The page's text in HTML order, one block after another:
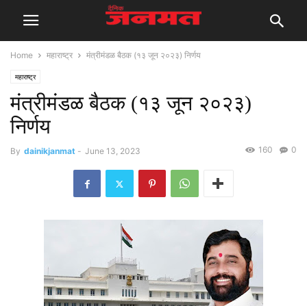
Home महाराष्ट्र मंत्रीमंडळ बैठक (१३ जून २०२३) निर्णय
महाराष्ट्र
मंत्रीमंडळ बैठक (१३ जून २०२३)
निर्णय
By dainikjanmat - June 13, 2023 0
160